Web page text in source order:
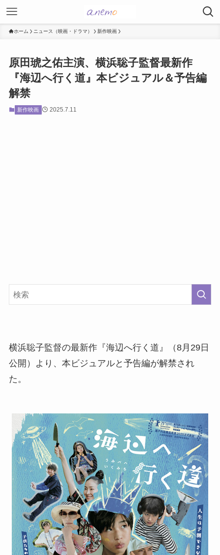
ホーム ニュース（映画・ドラマ） 新作映画
原田琥之佑主演、横浜聡子監督最新作
『海辺へ行く道』本ビジュアル＆予告編
解禁
新作映画 2025.7.11
横浜聡子監督の最新作『海辺へ行く道』（8月29日
公開）より、本ビジュアルと予告編が解禁され
た。